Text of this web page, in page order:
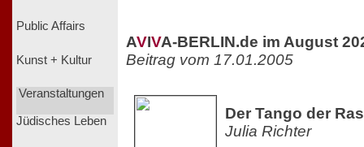
Public Affairs
Kunst + Kultur
Veranstaltungen
Jüdisches Leben
AVIVA-BERLIN.de im August
Beitrag vom 17.01.2005
Der Tango der
Julia Richter